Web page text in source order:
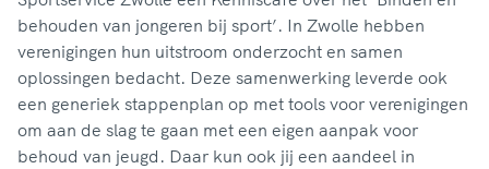
behouden van jongeren bij sport’. In Zwolle hebben
verenigingen hun uitstroom onderzocht en samen
oplossingen bedacht. Deze samenwerking leverde ook
een generiek stappenplan op met tools voor verenigingen
om aan de slag te gaan met een eigen aanpak voor
behoud van jeugd. Daar kun ook jij een aandeel in